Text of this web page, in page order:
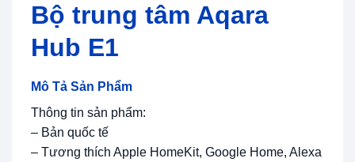
Bộ trung tâm Aqara
Hub E1
Mô Tả Sản Phẩm
Thông tin sản phẩm:
– Bản quốc tế
– Tương thích Apple HomeKit, Google Home, Alexa